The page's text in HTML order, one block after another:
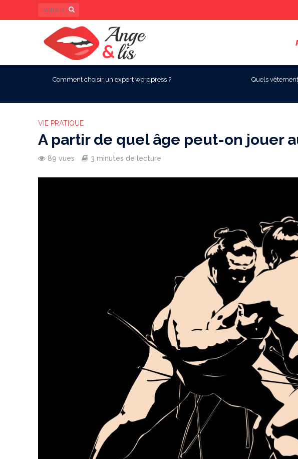
Comment choisir un expert wordpress ? Quels
VIE PRATIQUE
A partir de quel âge peut-on jouer
89 vues 3 minutes de lecture